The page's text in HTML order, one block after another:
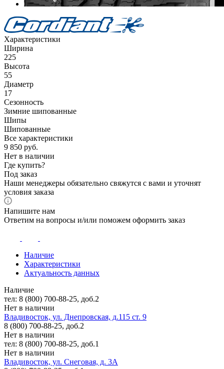
Характеристики
Ширина
225
Высота
55
Диаметр
17
Сезонность
Зимние шипованные
Шипы
Шипованные
Все характеристики
9 850 руб.
Нет в наличии
Где купить?
Под заказ
Наши менеджеры обязательно свяжутся с вами и уточнят
условия заказа
Напишите нам
Ответим на вопросы и/или поможем оформить заказ
Наличие
Характеристики
Актуальность данных
Наличие
тел: 8 (800) 700-88-25, доб.2
Нет в наличии
Владивосток, ул. Днепровская, д.115 ст. 9
8 (800) 700-88-25, доб.2
Нет в наличии
тел: 8 (800) 700-88-25, доб.1
Нет в наличии
Владивосток, ул. Снеговая, д. 3А